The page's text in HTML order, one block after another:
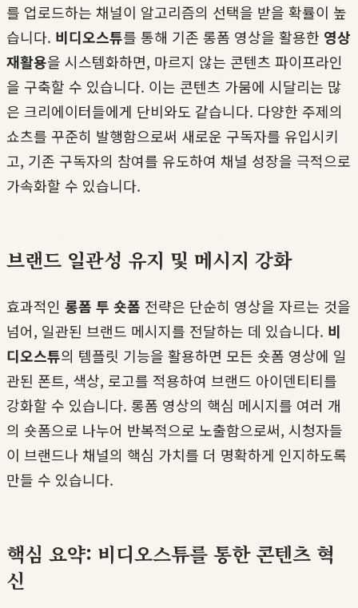
를 업로드하는 채널이 알고리즘의 선택을 받을 확률이 높
습니다. 비디오스튜를 통해 기존 롱폼 영상을 활용한 영상
재활용을 시스템화하면, 마르지 않는 콘텐츠 파이프라인
을 구축할 수 있습니다. 이는 콘텐츠 가뭄에 시달리는 많
은 크리에이터들에게 단비와도 같습니다. 다양한 주제의
쇼츠를 꾸준히 발행함으로써 새로운 구독자를 유입시키
고, 기존 구독자의 참여를 유도하여 채널 성장을 극적으로
가속화할 수 있습니다.
브랜드 일관성 유지 및 메시지 강화
효과적인 롱폼 투 숏폼 전략은 단순히 영상을 자르는 것을
넘어, 일관된 브랜드 메시지를 전달하는 데 있습니다. 비
디오스튜의 템플릿 기능을 활용하면 모든 숏폼 영상에 일
관된 폰트, 색상, 로고를 적용하여 브랜드 아이덴티티를
강화할 수 있습니다. 롱폼 영상의 핵심 메시지를 여러 개
의 숏폼으로 나누어 반복적으로 노출함으로써, 시청자들
이 브랜드나 채널의 핵심 가치를 더 명확하게 인지하도록
만들 수 있습니다.
핵심 요약: 비디오스튜를 통한 콘텐츠 혁
신